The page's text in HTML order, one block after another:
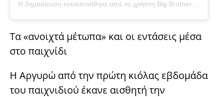
Τα «ανοιχτά μέτωπα» και οι εντάσεις μέσα
στο παιχνίδι
Η Αργυρώ από την πρώτη κιόλας εβδομάδα
του παιχνιδιού έκανε αισθητή την